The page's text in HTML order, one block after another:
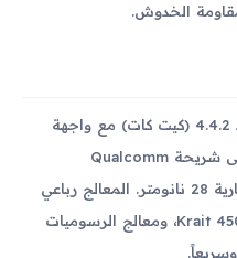
يعمل الجهاز بنظام التشغيل أندرويد 4.4.2 (كيت كات) مع واجهة
المستخدم TouchWiz UI. يعتمد على شريحة Qualcomm
APQ8084 Snapdragon 805 بمعمارية 28 نانومتر. المعالج رباعي
النواة بتردد 2.5 جيجاهرتز من نوع Krait 450، ومعالج الرسوميات